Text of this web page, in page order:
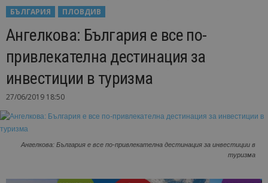
БЪЛГАРИЯ
ПЛОВДИВ
Ангелкова: България е все по-
привлекателна дестинация за
инвестиции в туризма
27/06/2019 18:50
Ангелкова: България е все по-привлекателна дестинация за инвестиции в
туризма